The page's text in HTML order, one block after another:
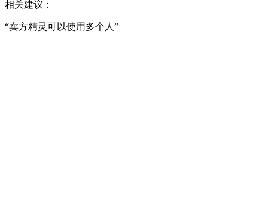
相关建议：
“卖方精灵可以使用多个人”